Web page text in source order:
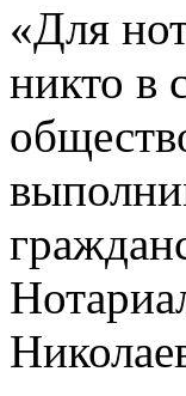
«Для
никто в